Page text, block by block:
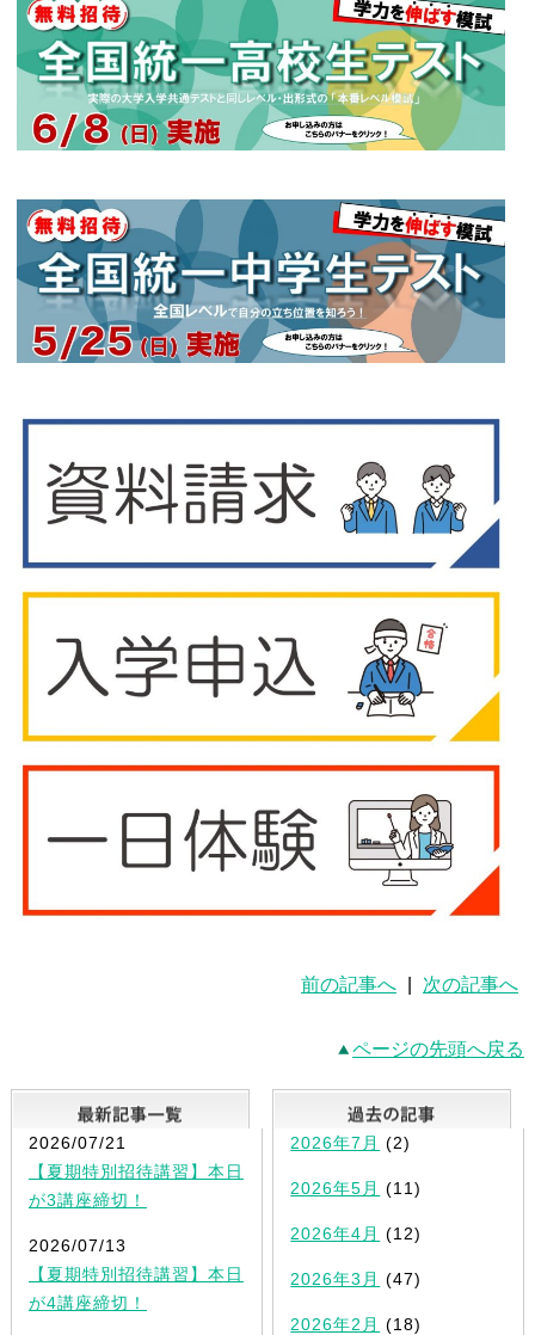
前の記事へ 次の記事へ
ページの先頭へ戻る
最新記事一覧
2026/07/21
【夏期特別招待講習】本日
が3講座締切！
2026/07/13
【夏期特別招待講習】本日
が4講座締切！
2026年7月 (2)
2026年5月 (11)
2026年4月 (12)
2026年3月 (47)
2026年2月 (18)